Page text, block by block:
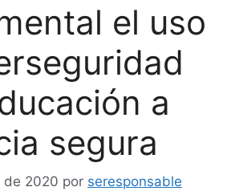
el uso
a
segura
de 2020 por seresponsable